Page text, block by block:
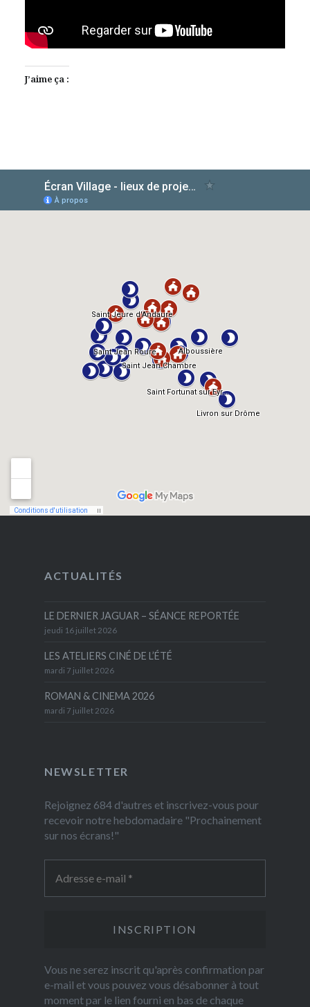
J’aime ça :
AlloCiné
ACTUALITÉS
LE DERNIER JAGUAR – SÉANCE REPORTÉE
jeudi 16 juillet 2026
LES ATELIERS CINÉ DE L’ÉTÉ
mardi 7 juillet 2026
ROMAN & CINEMA 2026
mardi 7 juillet 2026
NEWSLETTER
Rejoignez 684 d'autres et inscrivez-vous pour
recevoir notre hebdomadaire "Prochainement
sur nos écrans!"
Vous ne serez inscrit qu'après confirmation par
e-mail et vous pouvez vous désabonner à tout
moment par le lien fourni en bas de chaque